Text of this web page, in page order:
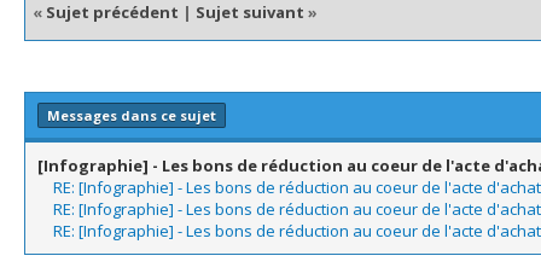
« Sujet précédent | Sujet suivant »
Messages dans ce sujet
[Infographie] - Les bons de réduction au coeur de l'acte
RE: [Infographie] - Les bons de réduction au coeur de l'acte d'achat
RE: [Infographie] - Les bons de réduction au coeur de l'acte d'achat
RE: [Infographie] - Les bons de réduction au coeur de l'acte d'achat